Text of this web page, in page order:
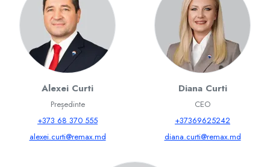
Alexei Curti
Președinte
+373 68 370 555
alexei.curti@remax.md
Diana Curti
CEO
+37369625242
diana.curti@remax.md